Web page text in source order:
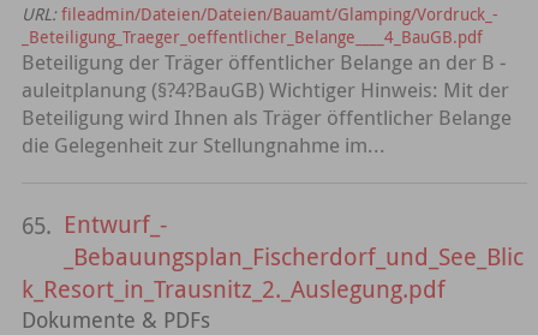
URL: fileadmin/Dateien/Dateien/Bauamt/Glamping/Vordruck_-
_Beteiligung_Traeger_oeffentlicher_Belange____4_BauGB.pdf
Beteiligung der Träger öffentlicher Belange an der B ­
auleitplanung (§?4?BauGB) Wichtiger Hinweis: Mit der
Beteiligung wird Ihnen als Träger öffentlicher Belange
die Gelegenheit zur Stellungnahme im...
65. Entwurf_-
_Bebauungsplan_Fischerdorf_und_See_Blic
k_Resort_in_Trausnitz_2._Auslegung.pdf
Dokumente & PDFs